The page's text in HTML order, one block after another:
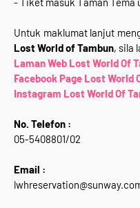
Untuk maklumat lanjut
Lost World of Tambun, sila
Laman Web Lost World Of
Facebook Page Lost World
Instagram Lost World Of
No. Telefon :
05-5408801/02
Email :